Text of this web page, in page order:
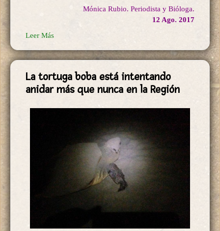
Mónica Rubio. Periodista y Bióloga.
12 Ago. 2017
Leer Más
La tortuga boba está intentando
anidar más que nunca en la Región